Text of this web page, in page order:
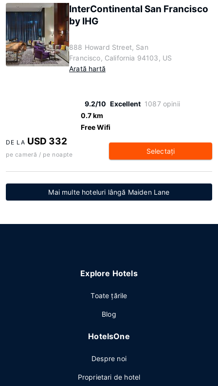
InterContinental San Francisco
by IHG
888 Howard Street, San
Francisco, California 94103, US
Arată hartă
9.2/10 Excellent 1087 opinii
0.7 km
Free Wifi
DE LA USD 332
pe cameră / pe noapte Selectaţi
Mai multe hoteluri lângă Maiden Lane
Explore Hotels
Toate ţările
Blog
HotelsOne
Despre noi
Proprietari de hotel